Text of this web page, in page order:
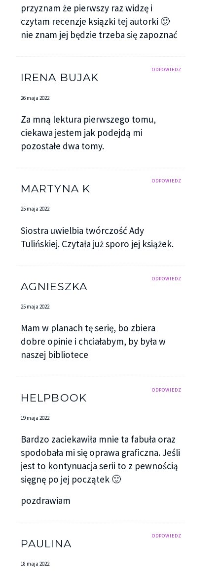
przyznam że pierwszy raz widzę i
czytam recenzje ksiązki tej autorki 🙂
nie znam jej będzie trzeba się zapoznać
ODPOWIEDZ
IRENA BUJAK
26 maja 2022
Za mną lektura pierwszego tomu,
ciekawa jestem jak podejdą mi
pozostałe dwa tomy.
ODPOWIEDZ
MARTYNA K
25 maja 2022
Siostra uwielbia twórczość Ady
Tulińskiej. Czytała już sporo jej książek.
ODPOWIEDZ
AGNIESZKA
25 maja 2022
Mam w planach tę serię, bo zbiera
dobre opinie i chciałabym, by była w
naszej bibliotece
ODPOWIEDZ
HELPBOOK
19 maja 2022
Bardzo zaciekawiła mnie ta fabuła oraz
spodobała mi się oprawa graficzna. Jeśli
jest to kontynuacja serii to z pewnością
sięgnę po jej początek 🙂
pozdrawiam
ODPOWIEDZ
PAULINA
18 maja 2022